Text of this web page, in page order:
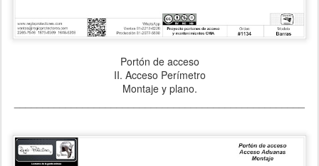
Portón de acceso
II. Acceso Perímetro
Montaje y plano.